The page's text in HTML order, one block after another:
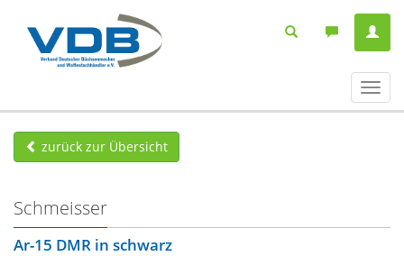
ein-/
zurück zur Übersicht
Schmeisser
Ar-15 DMR in schwarz